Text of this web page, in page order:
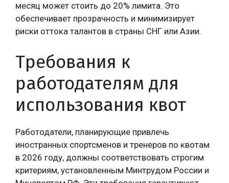
месяц может стоить до 20% лимита. Это
обеспечивает прозрачность и минимизирует
риски оттока талантов в страны СНГ или Азии.
Требования к
работодателям для
использования квот
Работодатели, планирующие привлечь
иностранных спортсменов и тренеров по квотам
в 2026 году, должны соответствовать строгим
критериям, установленным Минтрудом России и